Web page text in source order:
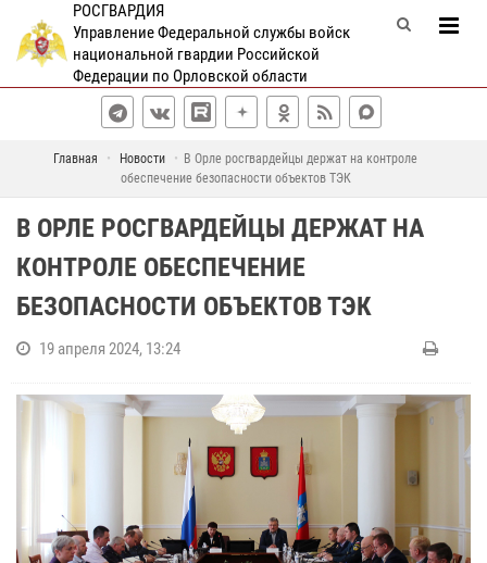
РОСГВАРДИЯ
Управление Федеральной службы войск
национальной гвардии Российской
Федерации по Орловской области
Главная Новости
В Орле росгвардейцы держат на контроле
обеспечение безопасности объектов ТЭК
В ОРЛЕ РОСГВАРДЕЙЦЫ ДЕРЖАТ НА
КОНТРОЛЕ ОБЕСПЕЧЕНИЕ
БЕЗОПАСНОСТИ ОБЪЕКТОВ ТЭК
19 апреля 2024, 13:24